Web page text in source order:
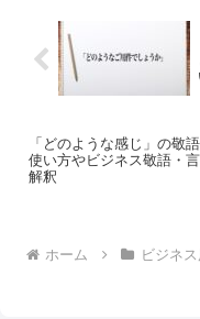
「どのような感じ」の敬
使い方やビジネス敬語・
解釈
ホーム ビジネ